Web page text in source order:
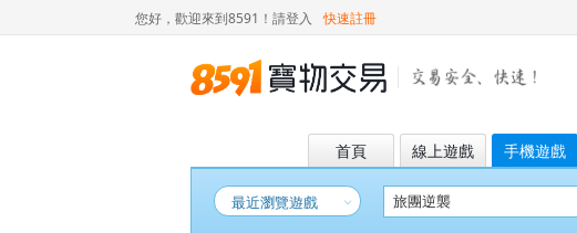
您好，歡迎來到8591！ 請登入 快速註冊
首頁 線上遊戲 手機遊戲
最近瀏覽遊戲